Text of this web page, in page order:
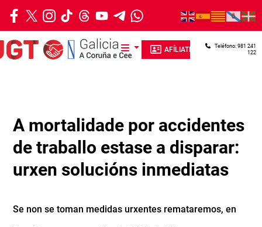
Ir o contido principal
AFÍLIATE
Teléfono: 981 241
122
A mortalidade por accidentes
de traballo estase a disparar:
urxen solucións inmediatas
Se non se toman medidas urxentes remataremos, en